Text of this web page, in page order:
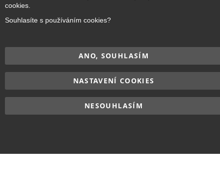
Copyright © 2017–2026BRIDGE Academy
cookies.
Souhlasíte s používáním cookies?
ANO, SOUHLASÍM
NASTAVENÍ COOKIES
NESOUHLASÍM